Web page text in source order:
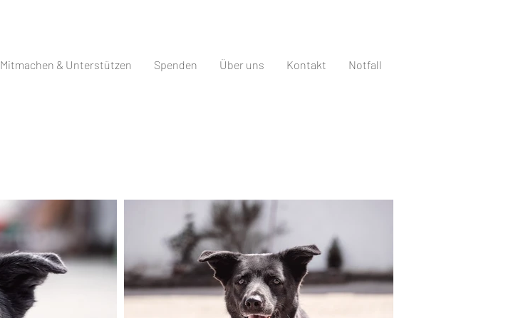
Mitmachen & Unterstützen Spenden Über uns Kontakt Notfall